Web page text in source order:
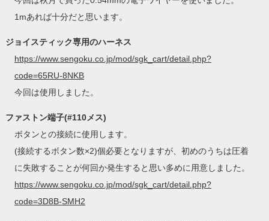
1mあれば十分だと思います。
ジョイスティック専用のハーネス
https://www.sengoku.co.jp/mod/sgk_cart/detail.php?
code=65RU-8NKB
今回は使用しました。
ファストン端子(#110メス)
ボタンとの接続に使用します。
(接続するボタン数×2)個必要となりますが、初めのうちは圧着
に失敗することが何回か発生すると思い多めに用意しました。
https://www.sengoku.co.jp/mod/sgk_cart/detail.php?
code=3D8B-SMH2